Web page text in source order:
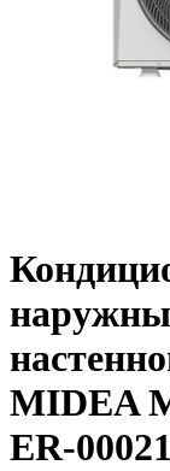
MIDEA
ER-